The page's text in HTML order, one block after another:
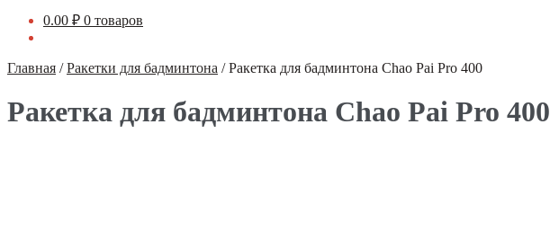
0.00 ₽ 0 товаров
Главная /Ракетки для бадминтона /Ракетка для бадминтона Chao Pai Pro 400
Ракетка для бадминтона Chao Pai Pro 400